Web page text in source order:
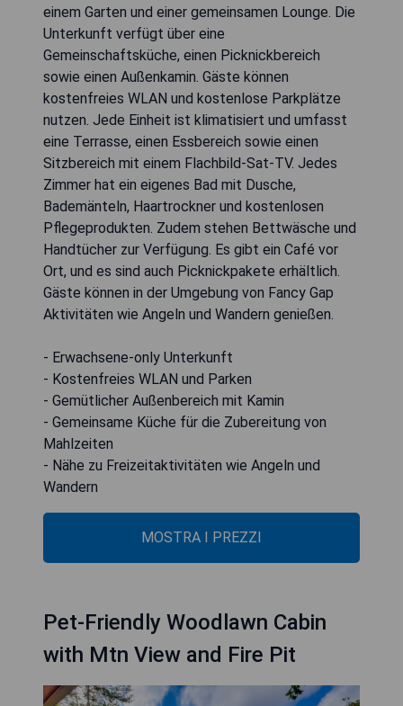
einem Garten und einer gemeinsamen Lounge. Die
Unterkunft verfügt über eine
Gemeinschaftsküche, einen Picknickbereich
sowie einen Außenkamin. Gäste können
kostenfreies WLAN und kostenlose Parkplätze
nutzen. Jede Einheit ist klimatisiert und umfasst
eine Terrasse, einen Essbereich sowie einen
Sitzbereich mit einem Flachbild-Sat-TV. Jedes
Zimmer hat ein eigenes Bad mit Dusche,
Bademänteln, Haartrockner und kostenlosen
Pflegeprodukten. Zudem stehen Bettwäsche und
Handtücher zur Verfügung. Es gibt ein Café vor
Ort, und es sind auch Picknickpakete erhältlich.
Gäste können in der Umgebung von Fancy Gap
Aktivitäten wie Angeln und Wandern genießen.
- Erwachsene-only Unterkunft
- Kostenfreies WLAN und Parken
- Gemütlicher Außenbereich mit Kamin
- Gemeinsame Küche für die Zubereitung von
Mahlzeiten
- Nähe zu Freizeitaktivitäten wie Angeln und
Wandern
MOSTRA I PREZZI
Pet-Friendly Woodlawn Cabin
with Mtn View and Fire Pit